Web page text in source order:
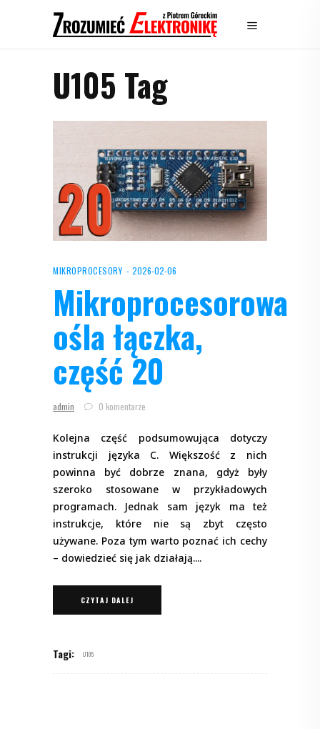
U105 Tag
MIKROPROCESORY 2026-02-06
Mikroprocesorowa
ośla łączka,
część 20
admin 0 komentarze
Kolejna część podsumowująca dotyczy
instrukcji języka C. Większość z nich
powinna być dobrze znana, gdyż były
szeroko stosowane w przykładowych
programach. Jednak sam język ma też
instrukcje, które nie są zbyt często
używane. Poza tym warto poznać ich cechy
– dowiedzieć się jak działają.
CZYTAJ DALEJ
Tagi: U105